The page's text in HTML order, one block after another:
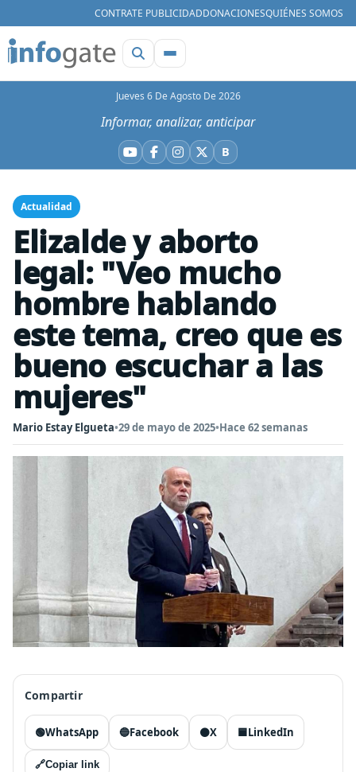
CONTRATE PUBLICIDADDONACIONESQUIÉNES SOMOS
Jueves 6 De Agosto De 2026
Informar, analizar, anticipar
YouTube
Facebook
Instagram
X BBluesky
Actualidad
Elizalde y aborto
legal: "Veo mucho
hombre hablando
este tema, creo que es
bueno escuchar a las
mujeres"
Mario Estay Elgueta•29 de mayo de 2025•Hace 62 semanas
Compartir
🟢WhatsApp 🔵Facebook ⚫X 🟦LinkedIn
🔗Copiar link